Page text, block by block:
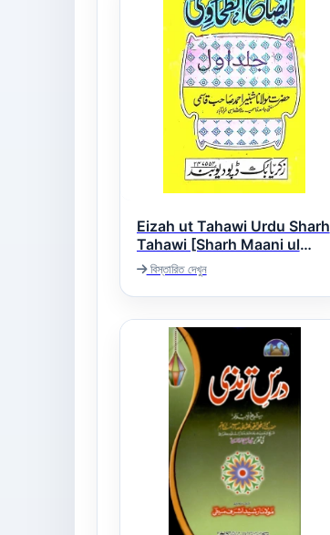
Eizah ut Tahawi Urdu Sharh
Tahawi [Sharh Maani ul
Aasaar]. ایضاح الطحاوی اردو
شرح طحاوی شریف
বিস্তারিত দেখুন